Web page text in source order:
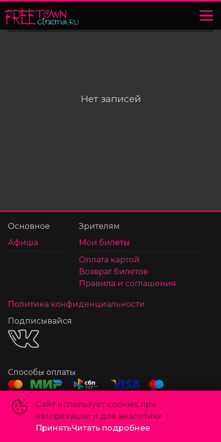
Нет записей
Сайт использует cookies при
авторизации и для аналитики
ПринятьЧитать подробнее
Основное
Афиша
Зрителям
Мои билеты
Оплата картой
Возврат билетов
Правила и соглашения
Политика конфиденциальности
Подписывайся
Способы оплаты
© 2022-2026
Powered byp24.app